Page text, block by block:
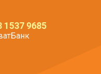
1537 9685